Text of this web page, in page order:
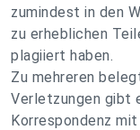
zumindest in den
zu erheblichen
plagiiert haben.
Zu mehreren
Verletzungen gibt
Korrespondenz